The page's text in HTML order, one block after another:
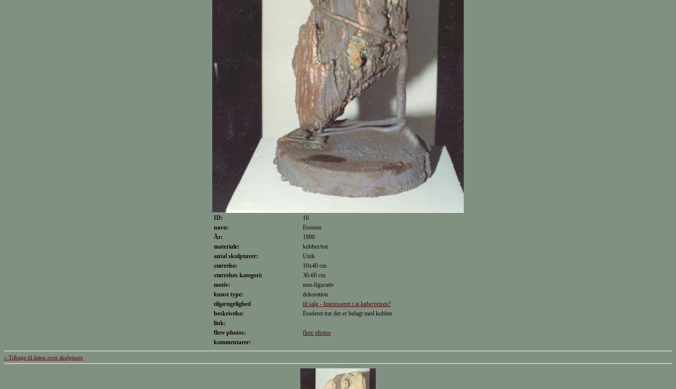
ID:
16
navn:
Erosion
År:
1990
materiale:
kobber/træ
antal skulpturer:
Unik
størrelse:
10x40 cm
størrelses kategori:
30-60 cm
motiv:
non-figurativ
kunst type:
dekoration
tilgængelighed
til salg - Interesseret i at købe/prisen?
beskrivelse:
Eroderet træ der er belagt med kobber
link:
flere photos:
flere photos
kommentarer:
« Tilbage til listen over skulpturer